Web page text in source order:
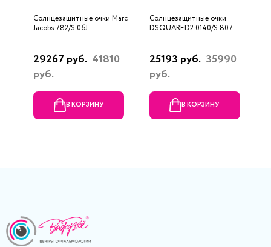
Солнцезащитные очки Marc
Jacobs 782/S 06J
29267 руб. 41810
руб.
В КОРЗИНУ
Солнцезащитные очки
DSQUARED2 0140/S 807
25193 руб. 35990
руб.
В КОРЗИНУ